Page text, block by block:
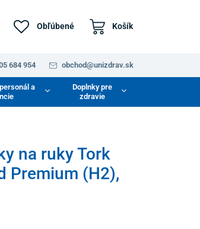
Obľúbené Košík
684 954 obchod@unizdrav.sk
a
Doplnky pre
zdravie
na ruky Tork
Premium (H2),